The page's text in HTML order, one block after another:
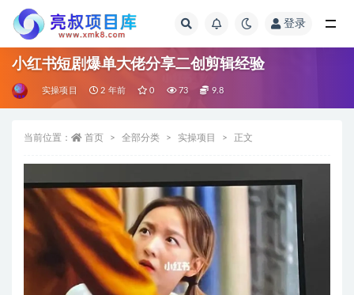
登录
小红书短剧爆单大佬分享二创剪辑经验
实操项目 2 年前 0 73 9.8
当前位置： 首页 全部分类 实操项目 正文